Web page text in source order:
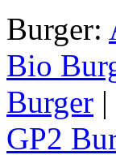
Burger:
Bio
Burger |
GP2